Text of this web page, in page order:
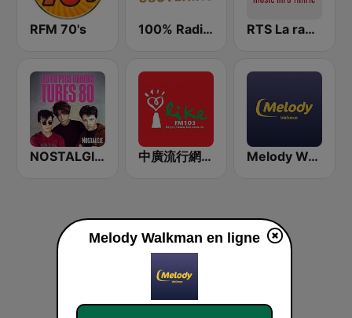
RFM 70's 100% Radio Souvenirs RTS La radio du sud
NOSTALGIE LES 80 PLUS GRANDS TUBES 80 中廣流行網 I like radio Melody Walkman
Melody Walkman en ligne